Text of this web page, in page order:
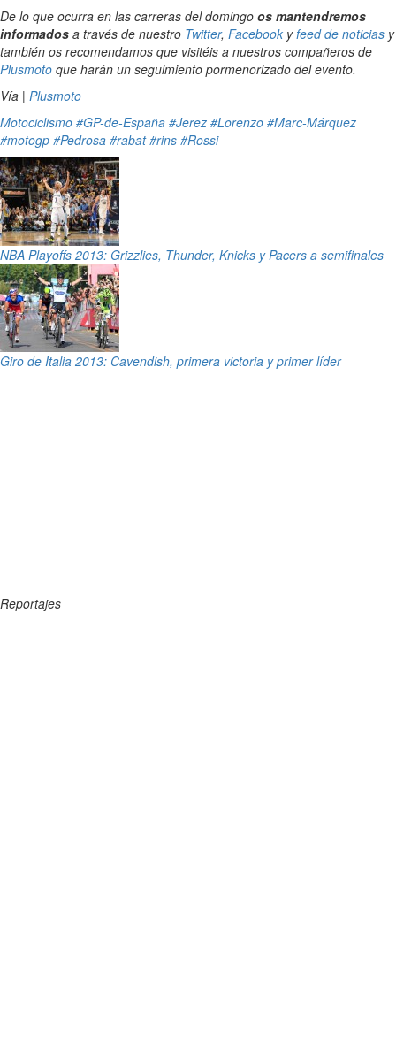
De lo que ocurra en las carreras del domingo os mantendremos
informados a través de nuestro Twitter, Facebook yfeed de noticias y
también os recomendamos que visitéis a nuestros compañeros de
Plusmoto que harán un seguimiento pormenorizado del evento.
Vía | Plusmoto
Motociclismo #GP-de-España #Jerez #Lorenzo #Marc-Márquez
#motogp #Pedrosa #rabat #rins #Rossi
NBA Playoffs 2013: Grizzlies, Thunder, Knicks y Pacers a semifinales
Giro de Italia 2013: Cavendish, primera victoria y primer líder
Reportajes